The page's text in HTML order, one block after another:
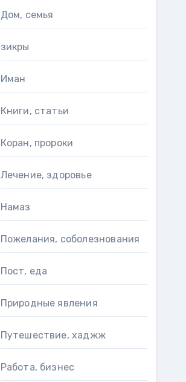
Дом, семья
зикры
Иман
Книги, статьи
Коран, пророки
Лечение, здоровье
Намаз
Пожелания, соболезнования
Пост, еда
Природные явления
Путешествие, хаджж
Работа, бизнес